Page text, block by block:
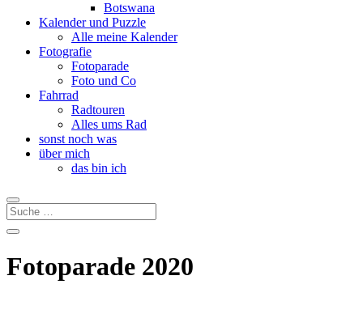
Botswana
Kalender und Puzzle
Alle meine Kalender
Fotografie
Fotoparade
Foto und Co
Fahrrad
Radtouren
Alles ums Rad
sonst noch was
über mich
das bin ich
Fotoparade 2020